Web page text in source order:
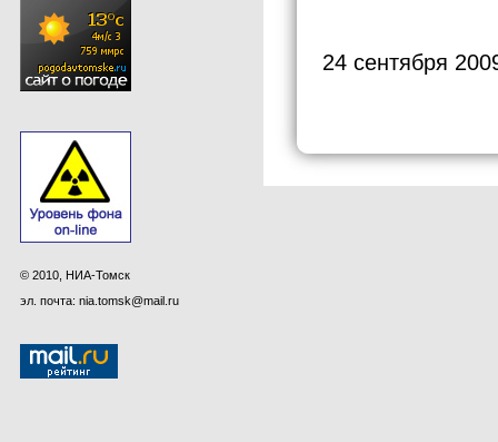
© 2010, НИА-Томск
эл. почта: nia.tomsk@mail.ru
24 сентября